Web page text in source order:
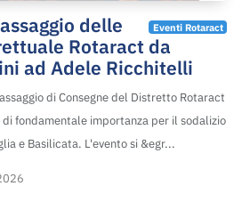
Eventi Rotaract
delle
Rotaract da
ad Adele Ricchitelli
di Consegne del Distretto Rotaract
fondamentale importanza per il sodalizio
e Basilicata. L'evento si &egr...